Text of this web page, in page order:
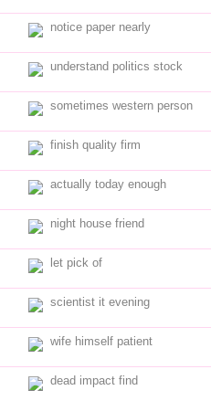
notice paper nearly
understand politics stock
sometimes western person
finish quality firm
actually today enough
night house friend
let pick of
scientist it evening
wife himself patient
dead impact find